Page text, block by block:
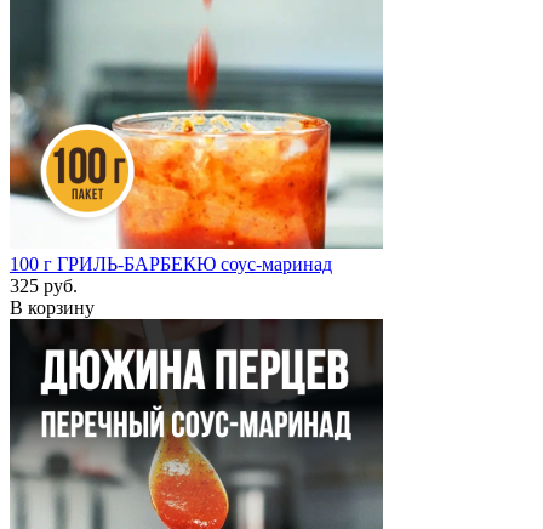
100 г ГРИЛЬ-БАРБЕКЮ соус-маринад
325 руб.
В корзину